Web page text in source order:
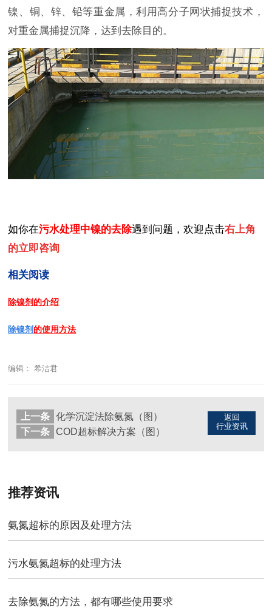
镍、铜、锌、铅等重金属，利用高分子网状捕捉技术，
对重金属捕捉沉降，达到去除目的。
如你在污水处理中镍的去除遇到问题，欢迎点击右上角
的立即咨询
相关阅读
除镍剂的介绍
除镍剂 的使用方法
编辑： 希洁君
返回
行业资讯
上一条
化学沉淀法除氨氮（图）
下一条
COD超标解决方案（图）
推荐资讯
氨氮超标的原因及处理方法
污水氨氮超标的处理方法
去除氨氮的方法，都有哪些使用要求